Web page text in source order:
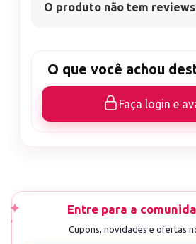
O produto não tem
O que você achou
Faça login e